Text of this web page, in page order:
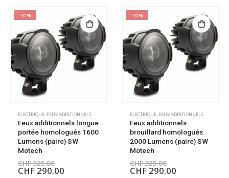
-11%
ELECTRIQUE, FEUX ADDITIONNELS
Feux additionnels longue
portée homologués 1600
Lumens (paire) SW
Motech
CHF325.00
CHF 290.00
-11%
ELECTRIQUE, FEUX ADDITIONNELS
Feux additionnels
brouillard homologués
2000 Lumens (paire) SW
Motech
CHF325.00
CHF 290.00